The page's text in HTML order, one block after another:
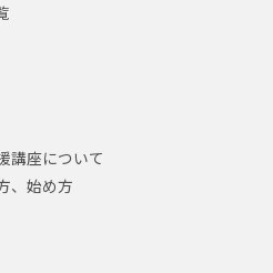
講座について
、始め方